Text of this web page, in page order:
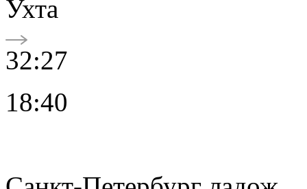
Ухта
32:27
18:40